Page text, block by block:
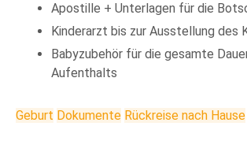
Apostille + Unterlagen für die
Kinderarzt bis zur Ausstellung des
Babyzubehör für die gesamte
Aufenthalts
Geburt Dokumente Rückreise nach Hause